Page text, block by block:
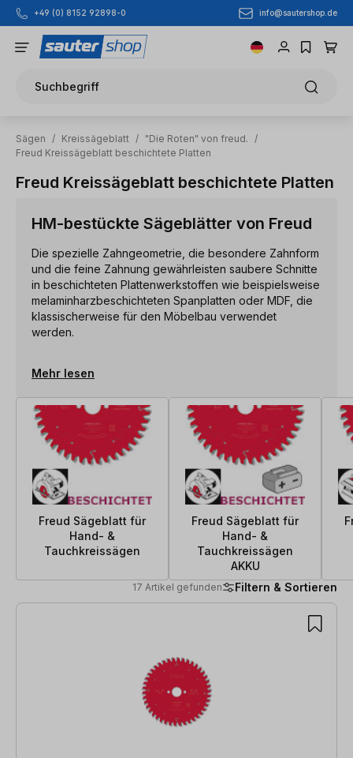
Zum Hauptinhalt springen
+49 (0) 8152 92898-0 info@sautershop.de
Suchbegriff
Sägen / Kreissägeblatt / "Die Roten" von freud.
/
Freud Kreissägeblatt beschichtete Platten
Freud Kreissägeblatt beschichtete Platten
HM-bestückte Sägeblätter von Freud
Die spezielle Zahngeometrie, die besondere Zahnform
und die feine Zahnung gewährleisten saubere Schnitte
in beschichteten Plattenwerkstoffen wie beispielsweise
melaminharzbeschichteten Spanplatten oder MDF, die
klassischerweise für den Möbelbau verwendet
werden.
Mehr lesen
Freud Sägeblatt für
Hand- &
Tauchkreissägen
Freud Sägeblatt für
Hand- &
Tauchkreissägen
AKKU
17 Artikel gefunden Filtern & Sortieren
17 Artikel gefunden